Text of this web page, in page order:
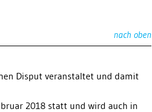
nach oben
Disput veranstaltet und damit
2018 statt und wird auch in